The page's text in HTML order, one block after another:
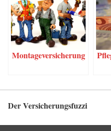
Mon­ta­ge­ver­si­che­rung
Der Versicherungsfuzzi